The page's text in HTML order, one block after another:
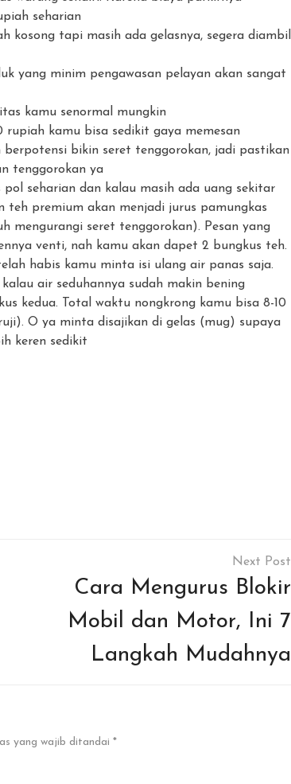
seharian
kosong tapi masih ada gelasnya, segera diambil
yang minim pengawasan pelayan akan sangat
kamu senormal mungkin
rupiah kamu bisa sedikit gaya memesan
bikin seret tenggorokan, jadi pastikan
tenggorokan ya
pol seharian dan kalau masih ada uang sekitar
teh premium akan menjadi jurus pamungkas
mengurangi seret tenggorokan). Pesan yang
venti, nah kamu akan dapet 2 bungkus teh.
habis kamu minta isi ulang air panas saja.
air seduhannya sudah makin bening
kedua. Total waktu nongkrong kamu bisa 8-10
O ya minta disajikan di gelas (mug) supaya
keren sedikit
Cara Mengurus Blokir
Mobil dan Motor, Ini 7
Langkah Mudahnya
yang wajib ditandai *